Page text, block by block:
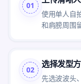
01
使用单人自
和肩膀周围
02
选择发型
先选波波头